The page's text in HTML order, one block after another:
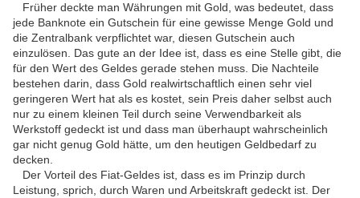
Früher deckte man Währungen mit Gold, was bedeutet, dass
jede Banknote ein Gutschein für eine gewisse Menge Gold und
die Zentralbank verpflichtet war, diesen Gutschein auch
einzulösen. Das gute an der Idee ist, dass es eine Stelle gibt, die
für den Wert des Geldes gerade stehen muss. Die Nachteile
bestehen darin, dass Gold realwirtschaftlich einen sehr viel
geringeren Wert hat als es kostet, sein Preis daher selbst auch
nur zu einem kleinen Teil durch seine Verwendbarkeit als
Werkstoff gedeckt ist und dass man überhaupt wahrscheinlich
gar nicht genug Gold hätte, um den heutigen Geldbedarf zu
decken.
Der Vorteil des Fiat-Geldes ist, dass es im Prinzip durch
Leistung, sprich, durch Waren und Arbeitskraft gedeckt ist. Der